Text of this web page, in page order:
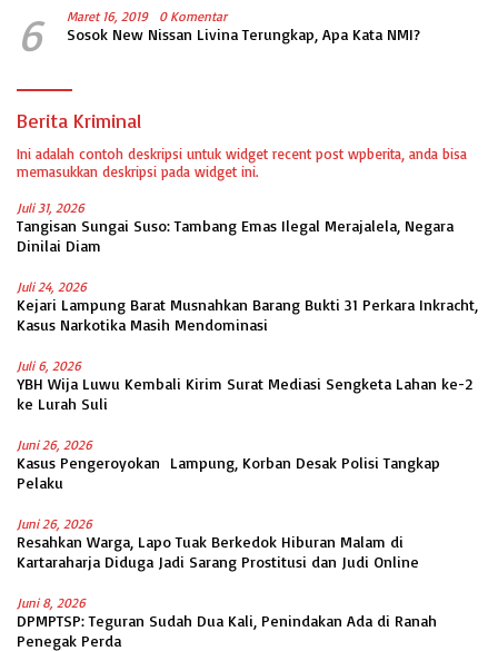
6 Maret 16, 2019 0 Komentar
Sosok New Nissan Livina Terungkap, Apa Kata NMI?
Berita Kriminal
Ini adalah contoh deskripsi untuk widget recent post wpberita, anda bisa
memasukkan deskripsi pada widget ini.
Juli 31, 2026
Tangisan Sungai Suso: Tambang Emas Ilegal Merajalela, Negara
Dinilai Diam
Juli 24, 2026
Kejari Lampung Barat Musnahkan Barang Bukti 31 Perkara Inkracht,
Kasus Narkotika Masih Mendominasi
Juli 6, 2026
YBH Wija Luwu Kembali Kirim Surat Mediasi Sengketa Lahan ke-2
ke Lurah Suli
Juni 26, 2026
Kasus Pengeroyokan Lampung, Korban Desak Polisi Tangkap
Pelaku
Juni 26, 2026
Resahkan Warga, Lapo Tuak Berkedok Hiburan Malam di
Kartaraharja Diduga Jadi Sarang Prostitusi dan Judi Online
Juni 8, 2026
DPMPTSP: Teguran Sudah Dua Kali, Penindakan Ada di Ranah
Penegak Perda